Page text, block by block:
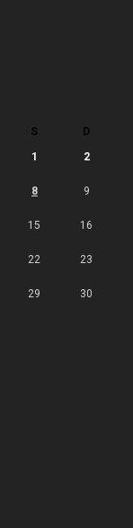
S D
1 2
8 9
15 16
22 23
29 30